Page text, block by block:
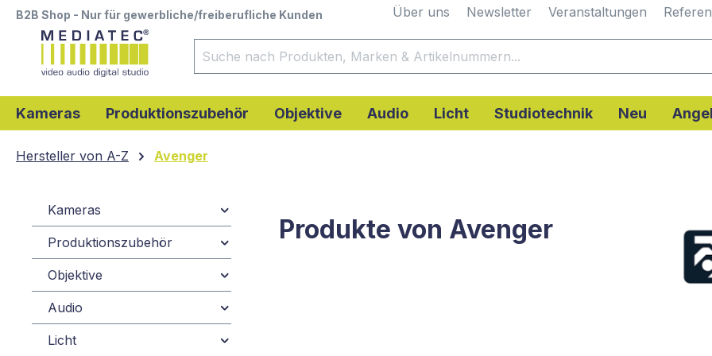
Zur Hauptnavigation springen
B2B Shop - Nur für gewerbliche/freiberufliche Kunden Über uns Newsletter Veranstaltungen
Kameras Produktionszubehör Objektive Audio Licht Studiotechnik Neu
Hersteller von A-Z Avenger
Kameras
Produktionszubehör
Objektive
Audio
Licht
Produkte von Avenger